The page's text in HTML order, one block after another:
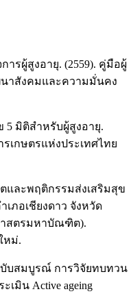
ารผู้สูงอายุ. (2559). คู่มือผู้
นาสังคมและความมั่นคง
5 มิติสำหรับผู้สูงอายุ.
เกษตรแห่งประเทศไทย
และพฤติกรรมส่งเสริมสุข
ภอเชียงดาว จังหวัด
สตรมหาบัณฑิต).
หม่.
บับสมบูรณ์ การวิจัยทบทวน
มิน Active ageing